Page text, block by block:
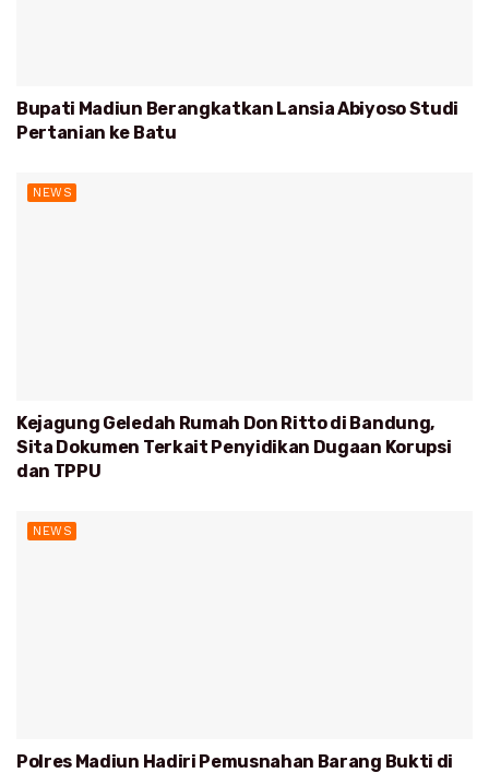
Bupati Madiun Berangkatkan Lansia Abiyoso Studi
Pertanian ke Batu
NEWS
Kejagung Geledah Rumah Don Ritto di Bandung,
Sita Dokumen Terkait Penyidikan Dugaan Korupsi
dan TPPU
NEWS
Polres Madiun Hadiri Pemusnahan Barang Bukti di